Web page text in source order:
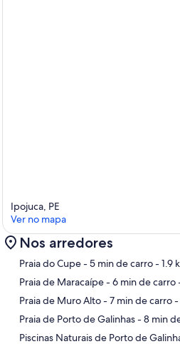
Ipojuca, PE
Ver no mapa
Nos arredores
Praia do Cupe- 5 min de carro- 1.9
Praia de Maracaípe- 6 min de carro
Praia de Muro Alto- 7 min de carro-
Praia de Porto de Galinhas- 8 min
Piscinas Naturais de Porto de